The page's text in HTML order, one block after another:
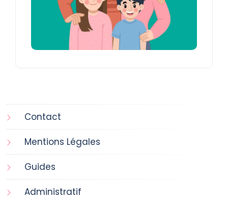
Contact
Mentions Légales
Guides
Administratif